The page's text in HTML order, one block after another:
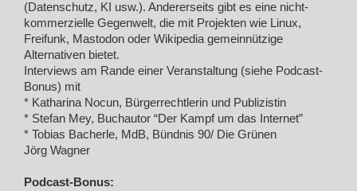
(Datenschutz, KI usw.). Andererseits gibt es eine nicht-
kommerzielle Gegenwelt, die mit Projekten wie Linux,
Freifunk, Mastodon oder Wikipedia gemeinnützige
Alternativen bietet.
Interviews am Rande einer Veranstaltung (siehe Podcast-
Bonus) mit
* Katharina Nocun, Bürgerrechtlerin und Publizistin
* Stefan Mey, Buchautor “Der Kampf um das Internet”
* Tobias Bacherle, MdB, Bündnis 90/ Die Grünen
Jörg Wagner
Podcast-Bonus: